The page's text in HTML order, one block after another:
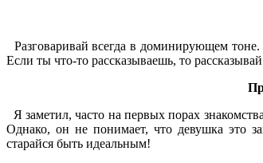
Разговаривай всегда в доминирующем тоне.
Если ты что-то рассказываешь, то
Я заметил, часто на первых порах
Однако, он не понимает, что девушка это
старайся быть идеальным!